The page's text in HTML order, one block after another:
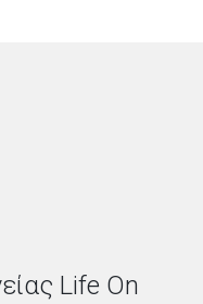
Life On